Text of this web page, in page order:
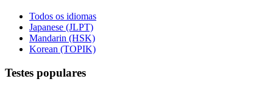
Todos os idiomas
Japanese (JLPT)
Mandarin (HSK)
Korean (TOPIK)
Testes populares